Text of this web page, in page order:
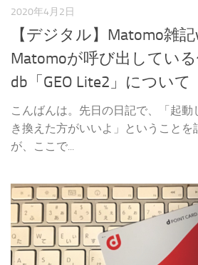
2020年4月2日
【デジタル】Matomo雑
Matomoが呼び出してい
db「GEO Lite2」について
こんばんは。先日の日記で、「起動
き換えた方がいいよ」ということを
が、ここで...